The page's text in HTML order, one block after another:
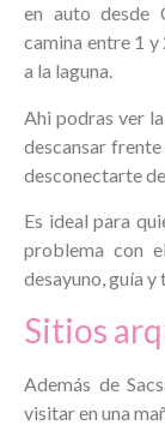
en auto desde
camina entre 1
a la laguna.
Ahi podras ver
descansar
desconectarte
Es ideal para
problema con
desayuno, guía
Sitios
Además de
visitar en una